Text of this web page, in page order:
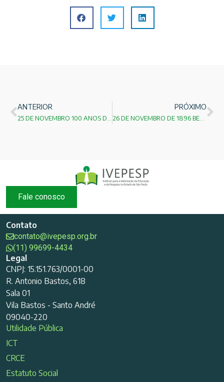
ANTERIOR PRÓXIMO
26 DE NOVEMBRO DE 1896 BECQUEREL APRESENTA A RADIOATIVIDADE!
Fale conosco
Contato
contato@ivepesp.org.br
(11) 99699-4434
Legal
CNPJ: 15.151.763/0001-00
R. Antonio Bastos, 618
Sala 01
Vila Bastos - Santo André
09040-220
Utilidade Pública
ICT
CRCE
Estatuto Social